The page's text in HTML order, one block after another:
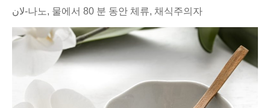
لان-나노, 물에서 80 분 동안 체류, 채식주의자